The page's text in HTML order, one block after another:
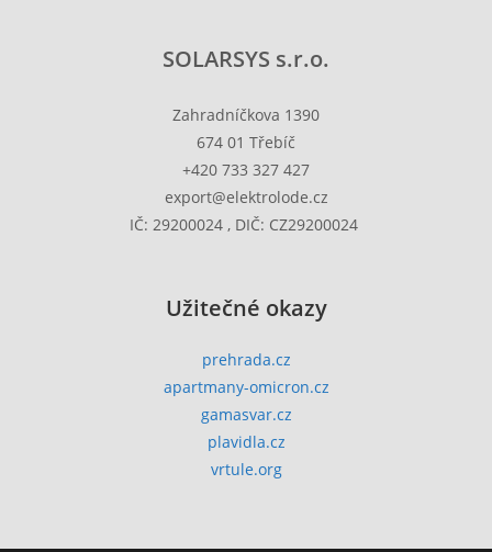
SOLARSYS s.r.o.
Zahradníčkova 1390
674 01 Třebíč
+420 733 327 427
export@elektrolode.cz
IČ: 29200024 , DIČ: CZ29200024
Užitečné okazy
prehrada.cz
apartmany-omicron.cz
gamasvar.cz
plavidla.cz
vrtule.org